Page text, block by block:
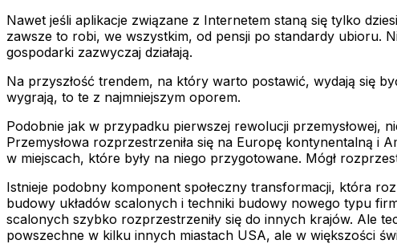
Nawet jeśli aplikacje związane z Internetem staną się tylko
zawsze to robi, we wszystkim, od pensji po standardy ubioru.
gospodarki zazwyczaj działają.
Na przyszłość trendem, na który warto postawić, wydają się
wygrają, to te z najmniejszym oporem.
Podobnie jak w przypadku pierwszej rewolucji przemysłowej,
Przemysłowa rozprzestrzeniła się na Europę kontynentalną i
w miejscach, które były na niego przygotowane. Mógł
Istnieje podobny komponent społeczny transformacji, która
budowy układów scalonych i techniki budowy nowego typu
scalonych szybko rozprzestrzeniły się do innych krajów. Ale
powszechne w kilku innych miastach USA, ale w większości